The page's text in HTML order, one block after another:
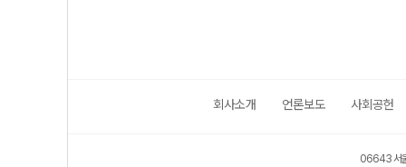
회사소개 언론보도 사회공헌
06643 서